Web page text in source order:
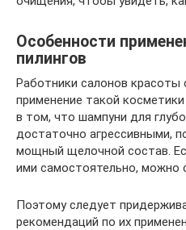
Особенности
пилингов
Работники салонов
применение такой
в том, что шампуни для
достаточно агрессивными,
мощный щелочной состав.
ими самостоятельно, можно
Поэтому следует
рекомендаций по их